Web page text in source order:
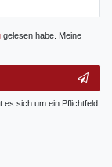
gelesen habe. Meine
es sich um ein Pflichtfeld.